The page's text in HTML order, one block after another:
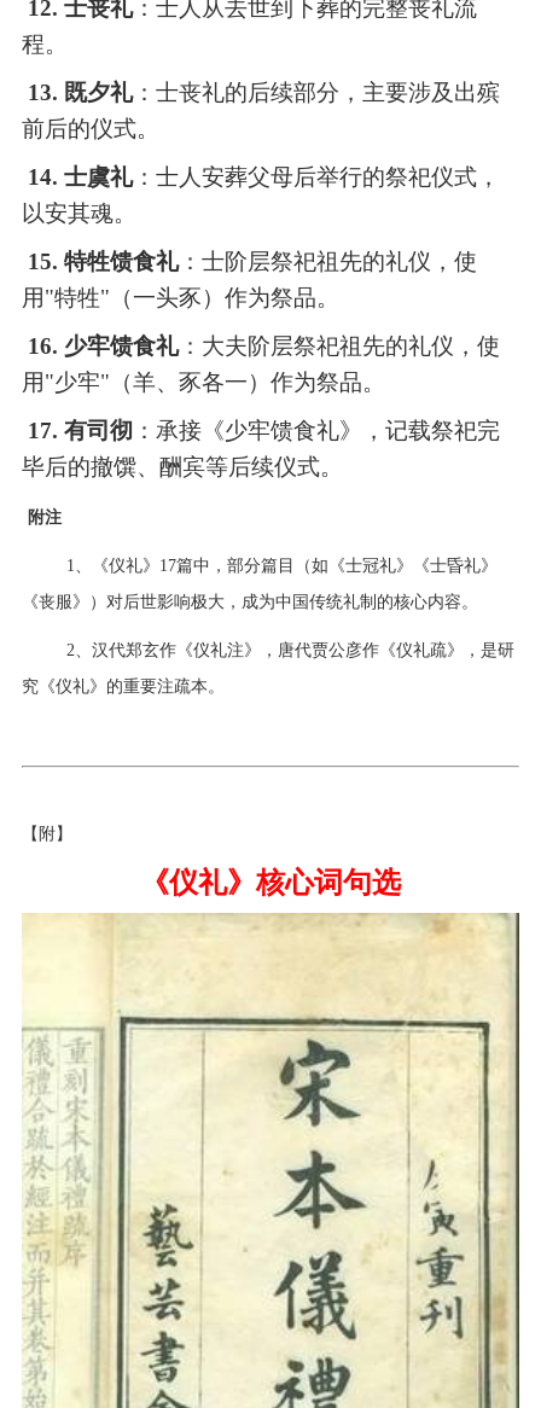
12. 士丧礼：士人从去世到下葬的完整丧礼流
程。
13. 既夕礼：士丧礼的后续部分，主要涉及出殡
前后的仪式。
14. 士虞礼：士人安葬父母后举行的祭祀仪式，
以安其魂。
15. 特牲馈食礼：士阶层祭祀祖先的礼仪，使
用"特牲"（一头豕）作为祭品。
16. 少牢馈食礼：大夫阶层祭祀祖先的礼仪，使
用"少牢"（羊、豕各一）作为祭品。
17. 有司彻 ：承接《少牢馈食礼》，记载祭祀完
毕后的撤馔、酬宾等后续仪式。
附注
1、《仪礼》17篇中，部分篇目（如《士冠礼》《士昏礼》
《丧服》）对后世影响极大，成为中国传统礼制的核心内容。
2、汉代郑玄作《仪礼注》，唐代贾公彦作《仪礼疏》，是研
究《仪礼》的重要注疏本。
【附】
《仪礼》核心词句选